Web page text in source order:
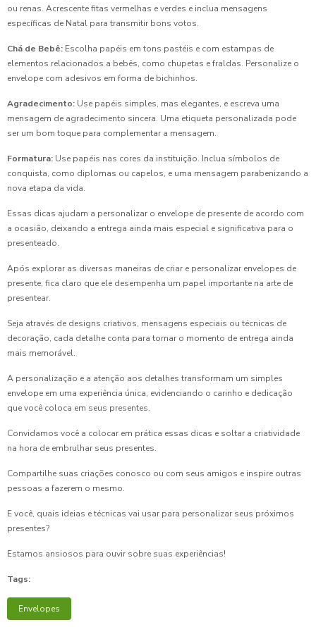
ou renas. Acrescente fitas vermelhas e verdes e inclua mensagens
específicas de Natal para transmitir bons votos.
Chá de Bebê: Escolha papéis em tons pastéis e com estampas de
elementos relacionados a bebês, como chupetas e fraldas. Personalize o
envelope com adesivos em forma de bichinhos.
Agradecimento: Use papéis simples, mas elegantes, e escreva uma
mensagem de agradecimento sincera. Uma etiqueta personalizada pode
ser um bom toque para complementar a mensagem.
Formatura: Use papéis nas cores da instituição. Inclua símbolos de
conquista, como diplomas ou capelos, e uma mensagem parabenizando a
nova etapa da vida.
Essas dicas ajudam a personalizar o envelope de presente de acordo com
a ocasião, deixando a entrega ainda mais especial e significativa para o
presenteado.
Após explorar as diversas maneiras de criar e personalizar envelopes de
presente, fica claro que ele desempenha um papel importante na arte de
presentear.
Seja através de designs criativos, mensagens especiais ou técnicas de
decoração, cada detalhe conta para tornar o momento de entrega ainda
mais memorável.
A personalização e a atenção aos detalhes transformam um simples
envelope em uma experiência única, evidenciando o carinho e dedicação
que você coloca em seus presentes.
Convidamos você a colocar em prática essas dicas e soltar a criatividade
na hora de embrulhar seus presentes.
Compartilhe suas criações conosco ou com seus amigos e inspire outras
pessoas a fazerem o mesmo.
E você, quais ideias e técnicas vai usar para personalizar seus próximos
presentes?
Estamos ansiosos para ouvir sobre suas experiências!
Tags:
Envelopes